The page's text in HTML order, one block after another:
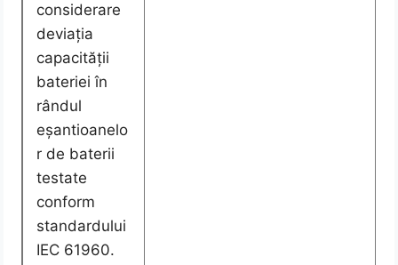
considerare
deviația
capacității
bateriei în
rândul
eșantioanelo
r de baterii
testate
conform
standardului
IEC 61960.